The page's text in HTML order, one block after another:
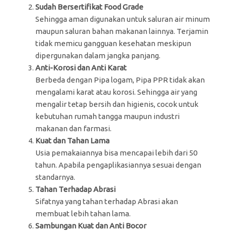
Sudah Bersertifikat Food Grade
Sehingga aman digunakan untuk saluran air minum
maupun saluran bahan makanan lainnya. Terjamin
tidak memicu gangguan kesehatan meskipun
dipergunakan dalam jangka panjang.
Anti-Korosi dan Anti Karat
Berbeda dengan Pipa logam, Pipa PPR tidak akan
mengalami karat atau korosi. Sehingga air yang
mengalir tetap bersih dan higienis, cocok untuk
kebutuhan rumah tangga maupun industri
makanan dan farmasi.
Kuat dan Tahan Lama
Usia pemakaiannya bisa mencapai lebih dari 50
tahun. Apabila pengaplikasiannya sesuai dengan
standarnya.
Tahan Terhadap Abrasi
Sifatnya yang tahan terhadap Abrasi akan
membuat lebih tahan lama.
Sambungan Kuat dan Anti Bocor